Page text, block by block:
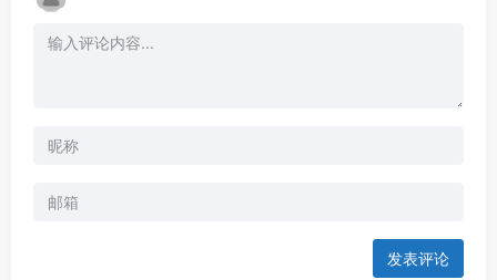
发表评论